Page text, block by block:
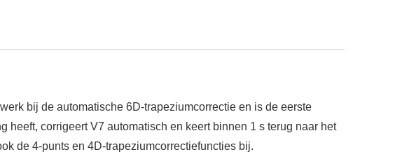
bij de automatische 6D-trapeziumcorrectie en is de eerste
heeft, corrigeert V7 automatisch en keert binnen 1 s terug naar het
de 4-punts en 4D-trapeziumcorrectiefuncties bij.